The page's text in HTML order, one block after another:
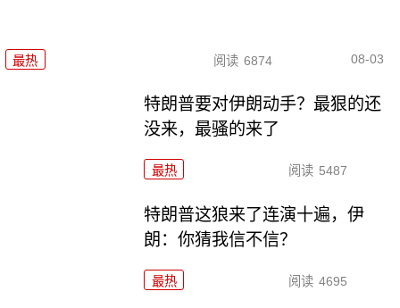
最热 阅读 6874 08-03
特朗普要对伊朗动手？最狠的还
没来，最骚的来了
最热 阅读 5487
特朗普这狼来了连演十遍，伊
朗：你猜我信不信？
最热 阅读 4695